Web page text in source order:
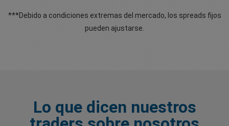
***Debido a condiciones extremas del mercado, los spreads fijos
pueden ajustarse.
Lo que dicen nuestros